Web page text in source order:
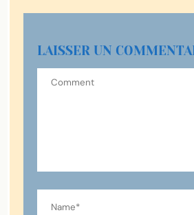
LAISSER UN